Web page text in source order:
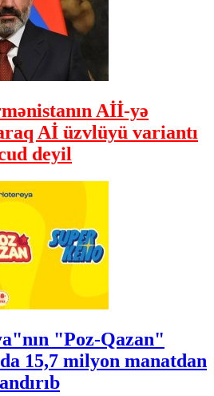
Aİİ-yə
Aİ üzvlüyü variantı
deyil
"Poz-Qazan"
15,7 milyon manatdan